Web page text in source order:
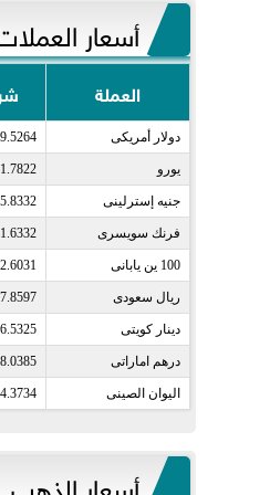
أسعار
العملة
دولار أمريكى​
يورو​
جنيه إسترلينى​
فرنك سويسرى​
100 ين يابانى​
ريال سعودى​ 7.8597
دينار كويتى​
درهم اماراتى​ 8.0385
اليوان الصينى​ 4.3734
أسعار الذهب